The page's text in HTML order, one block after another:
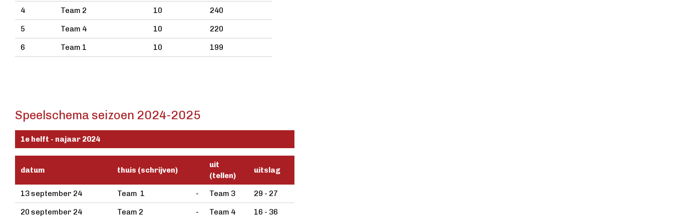
4 Team 2 10 240
5 Team 4 10 220
6 Team 1 10 199
Speelschema seizoen 2024-2025
1e helft - najaar 2024
datum thuis (schrijven)
uit
(tellen)
uitslag
13 september 24 Team 1 - Team 3 29 - 27
20 september 24 Team 2 - Team 4 16 - 36